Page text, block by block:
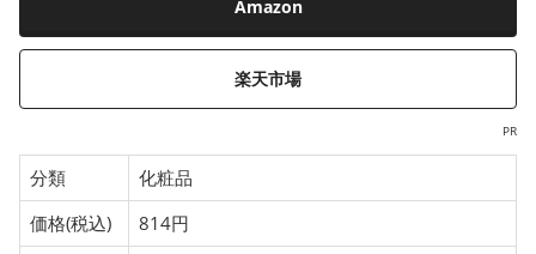
Amazon
楽天市場
PR
分類
化粧品
価格(税込)
814円